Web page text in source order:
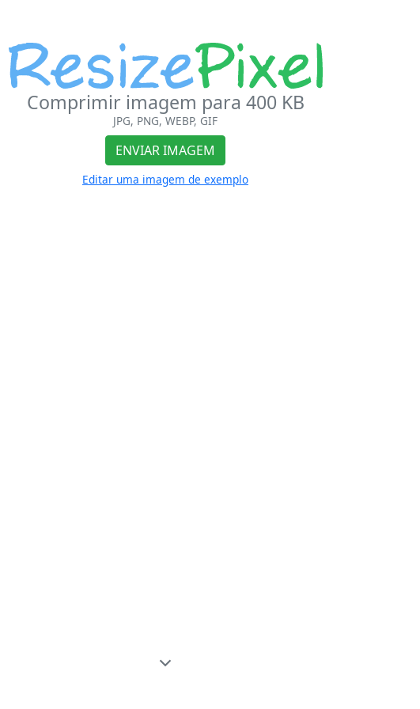
Comprimir imagem para 400 KB
JPG, PNG, WEBP, GIF
ENVIAR IMAGEM
Editar uma imagem de exemplo